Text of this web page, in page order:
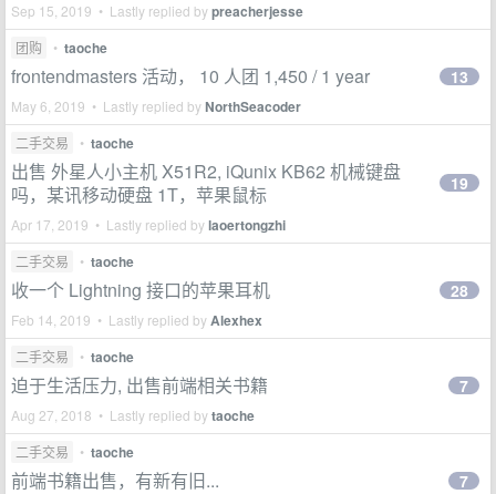
Sep 15, 2019 • Lastly replied bypreacherjesse
团购 • taoche
frontendmasters 活动， 10 人团 1,450 / 1 year
May 6, 2019 • Lastly replied byNorthSeacoder
13
二手交易 • taoche
出售 外星人小主机 X51R2, iQunix KB62 机械键盘
吗，某讯移动硬盘 1T，苹果鼠标
Apr 17, 2019 • Lastly replied bylaoertongzhi
19
二手交易 • taoche
收一个 Lightning 接口的苹果耳机
Feb 14, 2019 • Lastly replied byAlexhex
28
二手交易 • taoche
迫于生活压力, 出售前端相关书籍
Aug 27, 2018 • Lastly replied bytaoche
7
二手交易 • taoche
前端书籍出售，有新有旧... 7